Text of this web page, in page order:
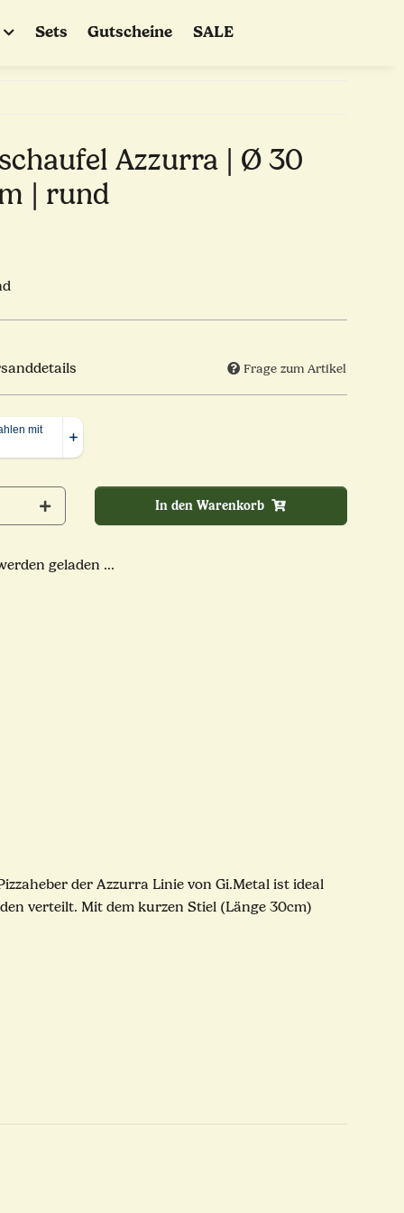
Sets Gutscheine SALE
Azzurra | Ø 30
| rund
Frage zum Artikel
In den Warenkorb
geladen ...
der Azzurra Linie von Gi.Metal ist ideal
verteilt. Mit dem kurzen Stiel (Länge 30cm)